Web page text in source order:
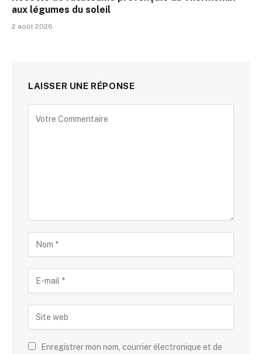
aux légumes du soleil
2 août 2026
LAISSER UNE RÉPONSE
Enregistrer mon nom, courrier électronique et de